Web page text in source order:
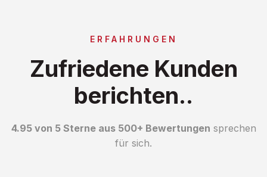
ERFAHRUNGEN
Zufriedene Kunden
berichten..
4.95 von 5 Sterne aus 500+ Bewertungen sprechen
für sich.